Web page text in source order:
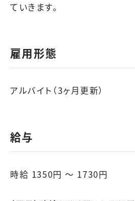
ていきます。
雇用形態
アルバイト（3ヶ月更新）
給与
時給 1350円 〜 1730円